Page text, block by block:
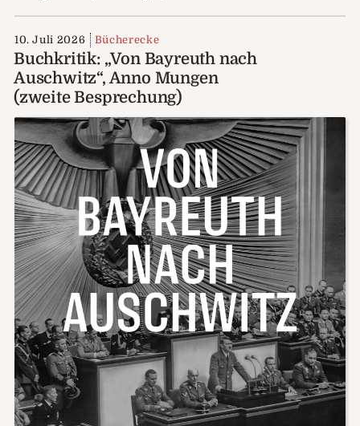
10. Juli 2026 Bücherecke
Buchkritik: „Von Bayreuth nach
Auschwitz“, Anno Mungen
(zweite Besprechung)